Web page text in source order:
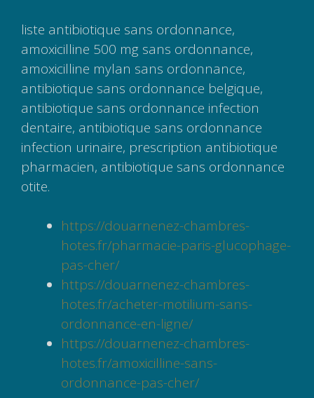
liste antibiotique sans ordonnance,
amoxicilline 500 mg sans ordonnance,
amoxicilline mylan sans ordonnance,
antibiotique sans ordonnance belgique,
antibiotique sans ordonnance infection
dentaire, antibiotique sans ordonnance
infection urinaire, prescription antibiotique
pharmacien, antibiotique sans ordonnance
otite.
https://douarnenez-chambres-
hotes.fr/pharmacie-paris-glucophage-
pas-cher/
https://douarnenez-chambres-
hotes.fr/acheter-motilium-sans-
ordonnance-en-ligne/
https://douarnenez-chambres-
hotes.fr/amoxicilline-sans-
ordonnance-pas-cher/